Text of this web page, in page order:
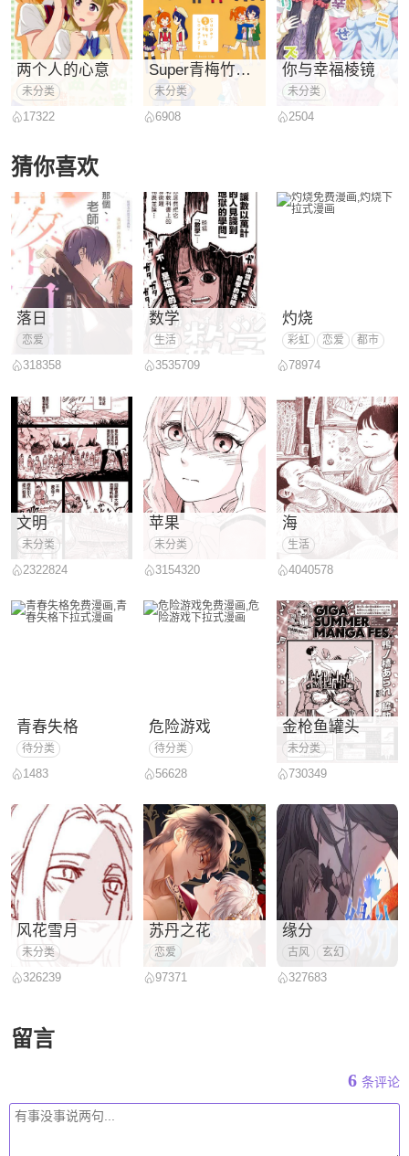
两个人的心意
未分类
17322
Super青梅竹马Lovers！
未分类
6908
你与幸福棱镜
未分类
2504
猜你喜欢
落日
恋爱
318358
数学
生活
3535709
灼烧
彩虹 恋爱 都市
78974
文明
未分类
2322824
苹果
未分类
3154320
海
生活
4040578
青春失格
待分类
1483
危险游戏
待分类
56628
金枪鱼罐头
未分类
730349
风花雪月
未分类
326239
苏丹之花
恋爱
97371
缘分
古风 玄幻
327683
留言
6 条评论